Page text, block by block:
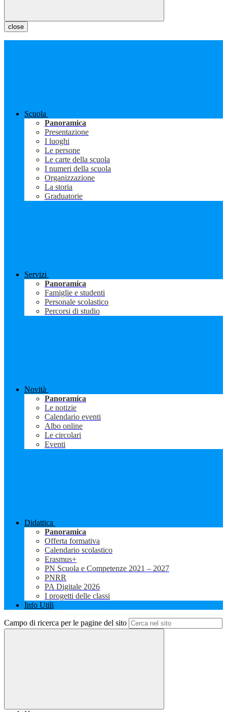
close
Scuola
Panoramica
Presentazione
I luoghi
Le persone
Le carte della scuola
I numeri della scuola
Organizzazione
La storia
Graduatorie
Servizi
Panoramica
Famiglie e studenti
Personale scolastico
Percorsi di studio
Novità
Panoramica
Le notizie
Calendario eventi
Albo online
Le circolari
Eventi
Didattica
Panoramica
Offerta formativa
Calendario scolastico
Erasmus+
PN Scuola e Competenze 2021 – 2027
PNRR
PA Digitale 2026
I progetti delle classi
Info Utili
Campo di ricerca per le pagine del sito